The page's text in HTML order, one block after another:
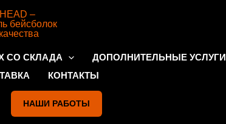
СО СКЛАДА ДОПОЛНИТЕЛЬНЫЕ УСЛУГИ
КОНТАКТЫ
НАШИ РАБОТЫ